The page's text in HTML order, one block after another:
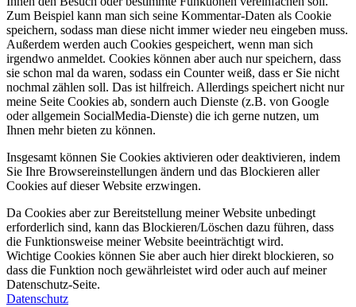
Zum Beispiel kann man sich seine Kommentar-Daten als Cookie
speichern, sodass man diese nicht immer wieder neu eingeben muss.
Außerdem werden auch Cookies gespeichert, wenn man sich
irgendwo anmeldet. Cookies können aber auch nur speichern, dass
sie schon mal da waren, sodass ein Counter weiß, dass er Sie nicht
nochmal zählen soll. Das ist hilfreich. Allerdings speichert nicht nur
meine Seite Cookies ab, sondern auch Dienste (z.B. von Google
oder allgemein SocialMedia-Dienste) die ich gerne nutzen, um
Ihnen mehr bieten zu können.
Insgesamt können Sie Cookies aktivieren oder deaktivieren, indem
Sie Ihre Browsereinstellungen ändern und das Blockieren aller
Cookies auf dieser Website erzwingen.
Da Cookies aber zur Bereitstellung meiner Website unbedingt
erforderlich sind, kann das Blockieren/Löschen dazu führen, dass
die Funktionsweise meiner Website beeinträchtigt wird.
Wichtige Cookies können Sie aber auch hier direkt blockieren, so
dass die Funktion noch gewährleistet wird oder auch auf meiner
Datenschutz-Seite.
Datenschutz